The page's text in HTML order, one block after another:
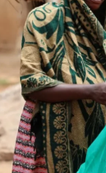
Bilecik
Bingöl
Bitlis
Bolu
Burdur
Bursa